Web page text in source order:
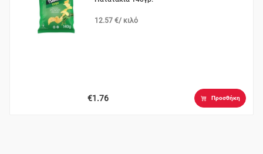
12.57 €/ κιλό
€1.76 Προσθήκη